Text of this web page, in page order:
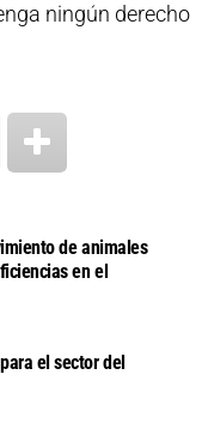
ningún derecho
de animales
en el
el sector del